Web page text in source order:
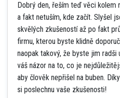
Dobrý den, řeším teď věci kolem
a fakt netuším, kde začít. Slyšel
skvělých zkušeností až po fakt
firmu, kterou byste klidně
naopak takový, že byste jim radši
váš názor na to, co je
aby člověk nepřišel na buben.
si poslechnu vaše zkušenosti!